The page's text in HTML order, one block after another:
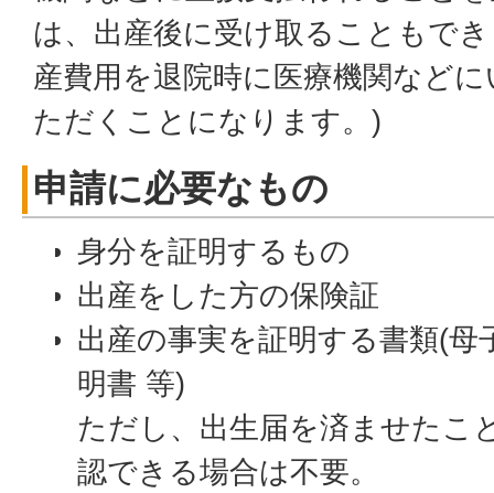
は、出産後に受け取ることもで
産費用を退院時に医療機関など
ただくことになります。)
申請に必要なもの
身分を証明するもの
出産をした方の保険証
出産の事実を証明する書類(母
明書 等)
ただし、出生届を済ませたこ
認できる場合は不要。